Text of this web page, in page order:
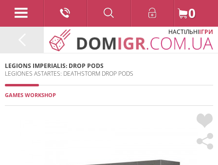
0
НАСТІЛЬНІІГРИ
LEGIONS IMPERIALIS: DROP PODS
LEGIONES ASTARTES: DEATHSTORM DROP PODS
GAMES WORKSHOP